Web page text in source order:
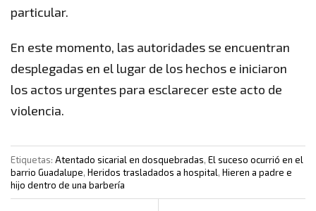
particular.
En este momento, las autoridades se encuentran
desplegadas en el lugar de los hechos e iniciaron
los actos urgentes para esclarecer este acto de
violencia.
Etiquetas: Atentado sicarial en dosquebradas, El suceso ocurrió en el
barrio Guadalupe, Heridos trasladados a hospital, Hieren a padre e
hijo dentro de una barbería